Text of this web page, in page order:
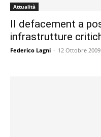
Attualità
Il defacement a
infrastrutture
Federico Lagni - 12 Ottobre 2009